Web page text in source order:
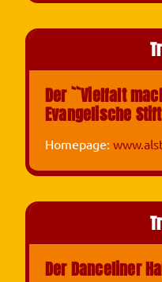
Der ``Vielfalt
Evangelische
Homepage:
Der Danceliner